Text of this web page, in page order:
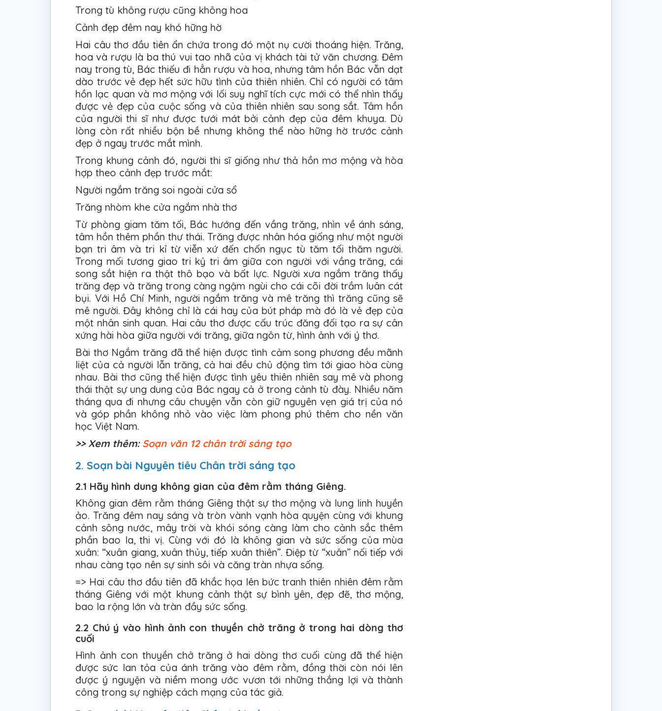
Trong tù không rượu cũng không hoa
Cảnh đẹp đêm nay khó hững hờ
Hai câu thơ đầu tiên ẩn chứa trong đó một nụ cười thoáng hiện. Trăng,
hoa và rượu là ba thú vui tao nhã của vị khách tài tử văn chương. Đêm
nay trong tù, Bác thiếu đi hẳn rượu và hoa, nhưng tâm hồn Bác vẫn dạt
dào trước vẻ đẹp hết sức hữu tình của thiên nhiên. Chỉ có người có tâm
hồn lạc quan và mơ mộng với lối suy nghĩ tích cực mới có thể nhìn thấy
được vẻ đẹp của cuộc sống và của thiên nhiên sau song sắt. Tâm hồn
của người thi sĩ như được tưới mát bởi cảnh đẹp của đêm khuya. Dù
lòng còn rất nhiều bộn bề nhưng không thể nào hững hờ trước cảnh
đẹp ở ngay trước mắt mình.
Trong khung cảnh đó, người thi sĩ giống như thả hồn mơ mộng và hòa
hợp theo cảnh đẹp trước mắt:
Người ngắm trăng soi ngoài cửa sổ
Trăng nhòm khe cửa ngắm nhà thơ
Từ phòng giam tăm tối, Bác hướng đến vầng trăng, nhìn về ánh sáng,
tâm hồn thêm phần thư thái. Trăng được nhân hóa giống như một người
bạn tri âm và tri kỉ từ viễn xứ đến chốn ngục tù tăm tối thăm người.
Trong mối tương giao tri kỷ tri âm giữa con người với vầng trăng, cái
song sắt hiện ra thật thô bạo và bất lực. Người xưa ngắm trăng thấy
trăng đẹp và trăng trong càng ngậm ngùi cho cái cõi đời trầm luân cát
bụi. Với Hồ Chí Minh, người ngắm trăng và mê trăng thì trăng cũng sẽ
mê người. Đây không chỉ là cái hay của bút pháp mà đó là vẻ đẹp của
một nhân sinh quan. Hai câu thơ được cấu trúc đăng đối tạo ra sự cân
xứng hài hòa giữa người với trăng, giữa ngôn từ, hình ảnh với ý thơ.
Bài thơ Ngắm trăng đã thể hiện được tình cảm song phương đều mãnh
liệt của cả người lẫn trăng, cả hai đều chủ động tìm tới giao hòa cùng
nhau. Bài thơ cũng thể hiện được tình yêu thiên nhiên say mê và phong
thái thật sự ung dung của Bác ngay cả ở trong cảnh tù đày. Nhiều năm
tháng qua đi nhưng câu chuyện vẫn còn giữ nguyên vẹn giá trị của nó
và góp phần không nhỏ vào việc làm phong phú thêm cho nền văn
học Việt Nam.
>> Xem thêm: Soạn văn 12 chân trời sáng tạo
2. Soạn bài Nguyên tiêu Chân trời sáng tạo
2.1 Hãy hình dung không gian của đêm rằm tháng Giêng.
Không gian đêm rằm tháng Giêng thật sự thơ mộng và lung linh huyền
ảo. Trăng đêm nay sáng và tròn vành vạnh hòa quyện cùng với khung
cảnh sông nước, mây trời và khói sóng càng làm cho cảnh sắc thêm
phần bao la, thi vị. Cùng với đó là không gian và sức sống của mùa
xuân: “xuân giang, xuân thủy, tiếp xuân thiên”. Điệp từ “xuân” nối tiếp với
nhau càng tạo nên sự sinh sôi và căng tràn nhựa sống.
=> Hai câu thơ đầu tiên đã khắc họa lên bức tranh thiên nhiên đêm rằm
tháng Giêng với một khung cảnh thật sự bình yên, đẹp đẽ, thơ mộng,
bao la rộng lớn và tràn đầy sức sống.
2.2 Chú ý vào hình ảnh con thuyền chở trăng ở trong hai dòng thơ
cuối
Hình ảnh con thuyền chở trăng ở hai dòng thơ cuối cùng đã thể hiện
được sức lan tỏa của ánh trăng vào đêm rằm, đồng thời còn nói lên
được ý nguyện và niềm mong ước vươn tới những thắng lợi và thành
công trong sự nghiệp cách mạng của tác giả.